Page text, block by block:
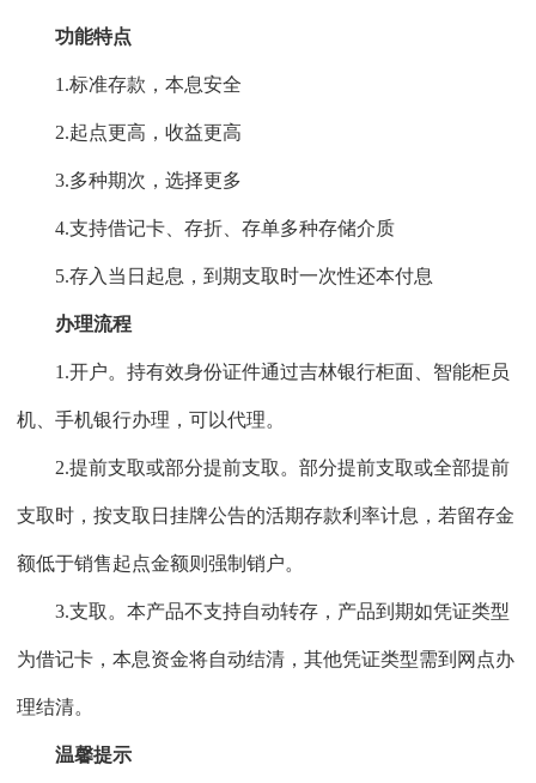
功能特点
1.标准存款，本息安全
2.起点更高，收益更高
3.多种期次，选择更多
4.支持借记卡、存折、存单多种存储介质
5.存入当日起息，到期支取时一次性还本付息
办理流程
1.开户。持有效身份证件通过吉林银行柜面、智能柜员
机、手机银行办理，可以代理。
2.提前支取或部分提前支取。部分提前支取或全部提前
支取时，按支取日挂牌公告的活期存款利率计息，若留存金
额低于销售起点金额则强制销户。
3.支取。本产品不支持自动转存，产品到期如凭证类型
为借记卡，本息资金将自动结清，其他凭证类型需到网点办
理结清。
温馨提示